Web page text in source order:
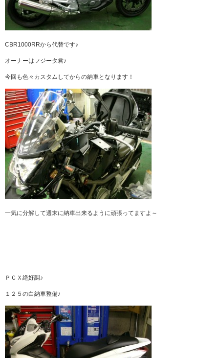
CBR1000RRから代替です♪
オーナーはフジータ君♪
今回も色々カスタムしてからの納車となります！
一気に分解して週末に納車出来るように頑張ってますよ～
ＰＣＸ絶好調♪
１２５の白納車整備♪